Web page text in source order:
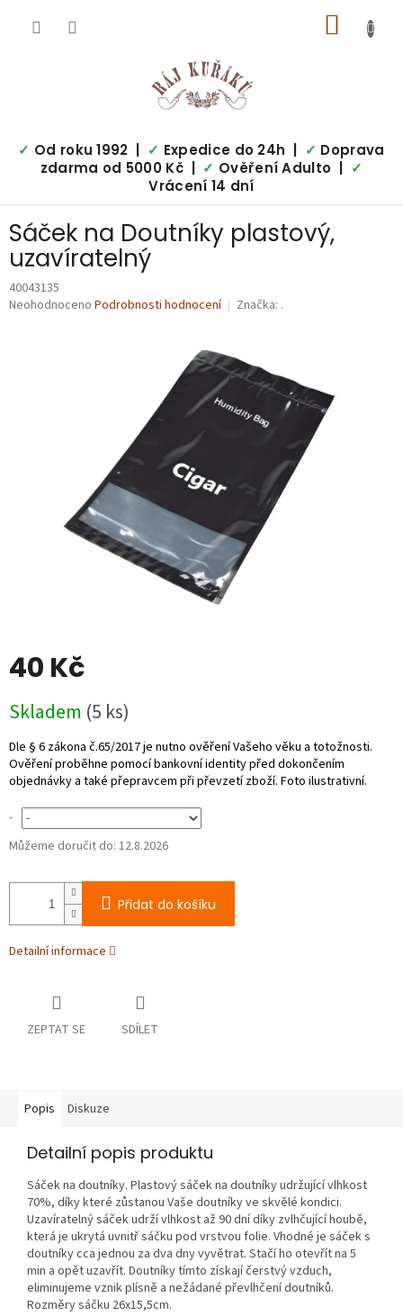
KOŠÍK
✓ Od roku 1992 | ✓ Expedice do 24h | ✓ Doprava
zdarma od 5000 Kč | ✓ Ověření Adulto |
✓
Vrácení 14 dní
Sáček na Doutníky plastový,
uzavíratelný
40043135
Průměrné
Neohodnoceno Podrobnosti hodnocení Značka: .
40 Kč
cena:
Skladem (5 ks)
-
Můžeme doručit do: 12.8.2026
Přidat do košíku
Detailní informace
ZEPTAT SE SDÍLET
Popis Diskuze
Detailní popis produktu
Sáček na doutníky. Plastový sáček na doutníky udržující vlhkost
70%, díky které zůstanou Vaše doutníky ve skvělé kondici.
Uzavíratelný sáček udrží vlhkost až 90 dní díky zvlhčující houbě,
která je ukrytá uvnitř sáčku pod vrstvou folie. Vhodné je sáček s
doutníky cca jednou za dva dny vyvětrat. Stačí ho otevřít na 5
min a opět uzavřít. Doutníky tímto získají čerstvý vzduch,
eliminujeme vznik plísně a nežádané převlhčení doutníků.
Rozměry sáčku 26x15,5cm.